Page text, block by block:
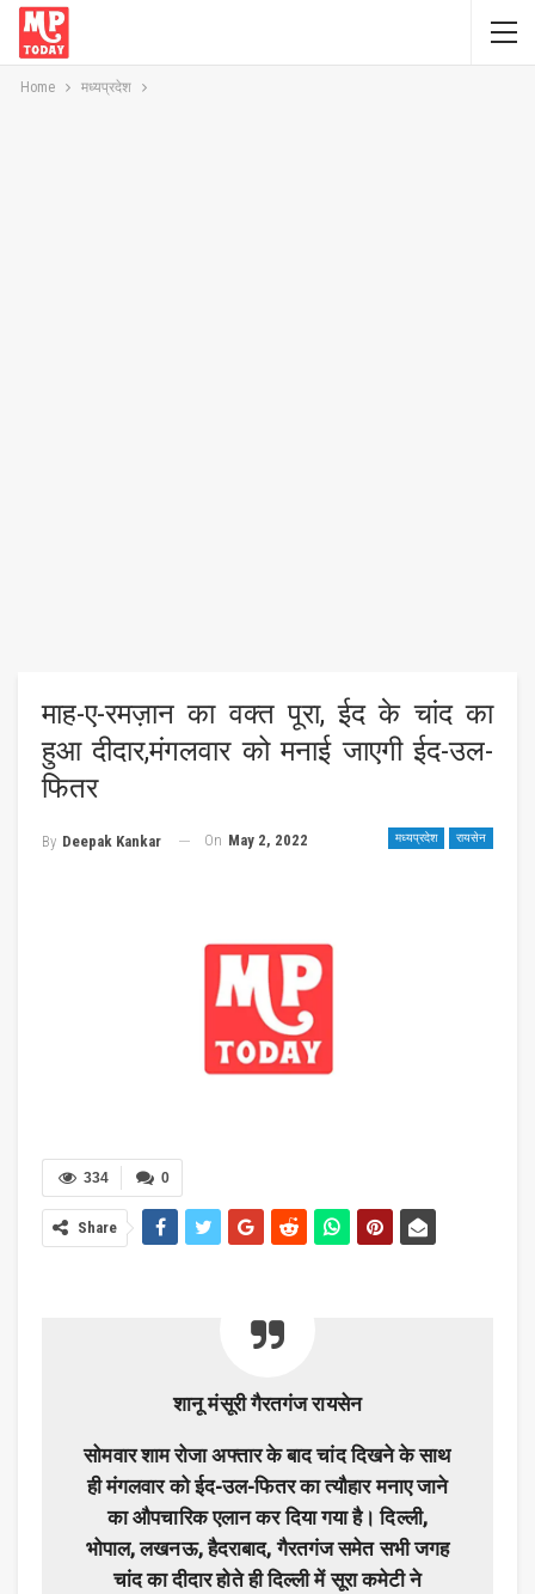
Home मध्यप्रदेश
माह-ए-रमज़ान का वक्त पूरा, ईद के चांद का
हुआ दीदार,मंगलवार को मनाई जाएगी ईद-उल-
फितर
मध्यप्रदेश रायसेन
By Deepak Kankar On May 2, 2022
0
334
Share
शानू मंसूरी गैरतगंज रायसेन
सोमवार शाम रोजा अफ्तार के बाद चांद दिखने के साथ
ही मंगलवार को ईद-उल-फितर का त्यौहार मनाए जाने
का औपचारिक एलान कर दिया गया है। दिल्ली,
भोपाल, लखनऊ, हैदराबाद, गैरतगंज समेत सभी जगह
चांद का दीदार होते ही दिल्ली में सूरा कमेटी ने